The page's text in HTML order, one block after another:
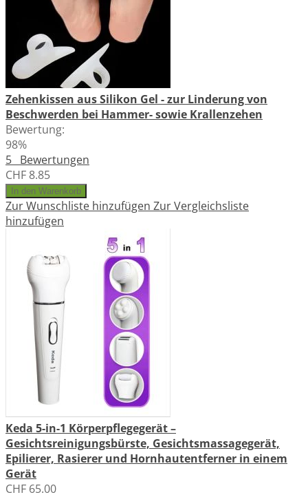
Zehenkissen aus Silikon Gel - zur Linderung von
Beschwerden bei Hammer- sowie Krallenzehen
Bewertung:
98%
5 Bewertungen
CHF 8.85
In den Warenkorb
Zur Wunschliste hinzufügen Zur Vergleichsliste
hinzufügen
Keda 5-in-1 Körperpflegegerät –
Gesichtsreinigungsbürste, Gesichtsmassagegerät,
Epilierer, Rasierer und Hornhautentferner in einem
Gerät
CHF 65.00